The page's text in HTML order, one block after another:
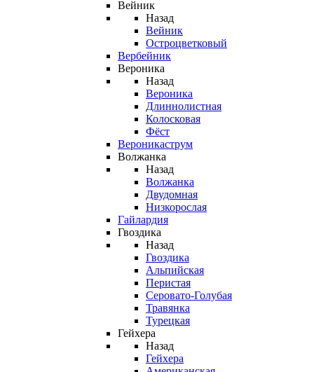
Вейник
Назад
Вейник
Остроцветковый
Вербейник
Вероника
Назад
Вероника
Длиннолистная
Колосковая
Фёст
Вероникаструм
Волжанка
Назад
Волжанка
Двудомная
Низкорослая
Гайлардия
Гвоздика
Назад
Гвоздика
Альпийская
Перистая
Серовато-Голубая
Травянка
Турецкая
Гейхера
Назад
Гейхера